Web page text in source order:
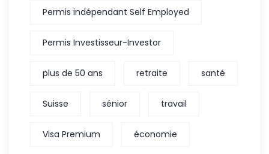
Permis indépendant Self Employed
Permis Investisseur-Investor
plus de 50 ans retraite santé
Suisse sénior travail
Visa Premium économie